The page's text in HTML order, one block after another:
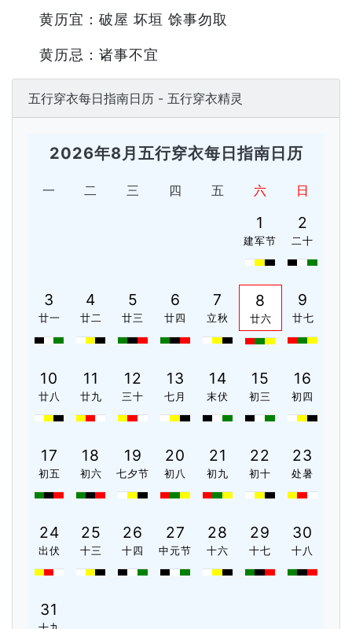
黄历宜：破屋 坏垣 馀事勿取
黄历忌：诸事不宜
五行穿衣每日指南日历 - 五行穿衣精灵
2026年8月五行穿衣每日指南日历
一 二 三 四 五 六 日
1
建军节
2
二十
3
廿一
4
廿二
5
廿三
6
廿四
7
立秋
8
廿六
9
廿七
10
廿八
11
廿九
12
三十
13
七月
14
末伏
15
初三
16
初四
17
初五
18
初六
19
七夕节
20
初八
21
初九
22
初十
23
处暑
24
出伏
25
十三
26
十四
27
中元节
28
十六
29
十七
30
十八
31